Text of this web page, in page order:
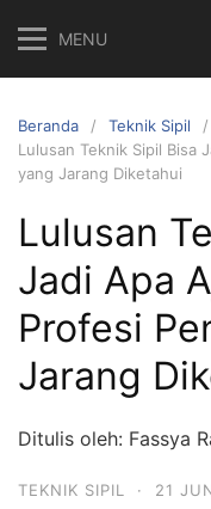
MENU
Beranda
Teknik Sipil
Lulusan Teknik Sipil Bisa
yang Jarang Diketahui
Lulusan
Jadi Apa
Profesi
Jarang
Ditulis oleh: Fassya
TEKNIK SIPIL · 21